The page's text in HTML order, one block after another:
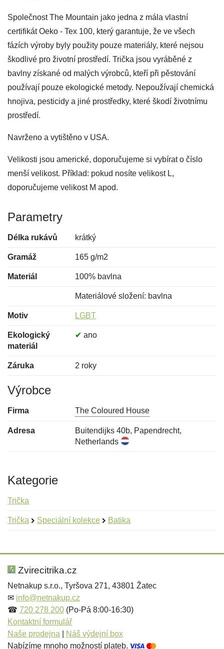
Společnost The Mountain jako jedna z mála vlastní
certifikát Oeko - Tex 100, který garantuje, že ve všech
fázích výroby byly použity pouze materiály, které nejsou
škodlivé pro životní prostředí. Trička jsou vyráběné z
bavlny získané od malých výrobců, kteří při pěstování
používají pouze ekologické metody. Nepoužívají chemická
hnojiva, pesticidy a jiné prostředky, které škodí životnímu
prostředí.
Navrženo a vytištěno v USA.
Velikosti jsou americké, doporučujeme si vybírat o číslo
menší velikost. Příklad: pokud nosíte velikost L,
doporučujeme velikost M apod.
Parametry
Délka rukávů krátký
Gramáž 165 g/m2
Materiál 100% bavlna
Materiálové složení: bavlna
Motiv LGBT
Ekologický
materiál
✔ ano
Záruka 2 roky
Výrobce
Firma The Coloured House
Adresa
Buitendijks 40b, Papendrecht,
Netherlands
Kategorie
Trička
Trička Speciální kolekce Batika
Hodnocení:
Jméno: *
Jméno:
E-mail:*
Zvirecitrika.cz
Netnakup s.r.o., Tyršova 271, 43801 Žatec
✉ info@netnakup.cz
☎ 720 278 200 (Po-Pá 8:00-16:30)
Kontaktní formulář
Naše prodejna
Náš výdejní box
Nabízíme mnoho možností plateb.